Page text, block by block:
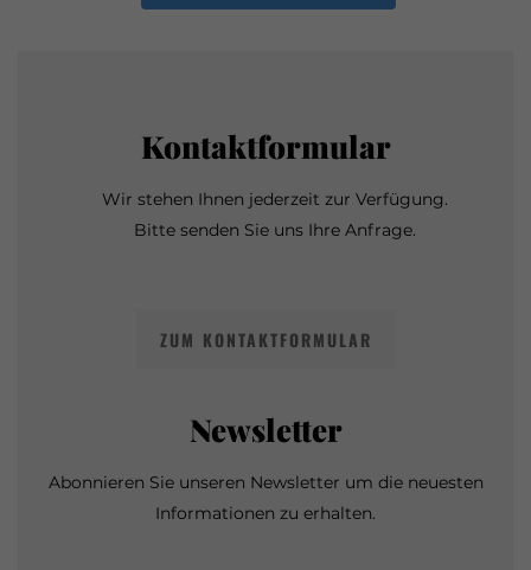
Kontaktformular
Wir stehen Ihnen jederzeit zur Verfügung.
Bitte senden Sie uns Ihre Anfrage.
ZUM KONTAKTFORMULAR
Newsletter
Abonnieren Sie unseren Newsletter um die neuesten
Informationen zu erhalten.